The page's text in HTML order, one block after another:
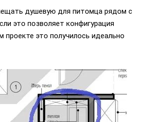
душевую для питомца рядом с
это позволяет конфигурация
проекте это получилось идеально